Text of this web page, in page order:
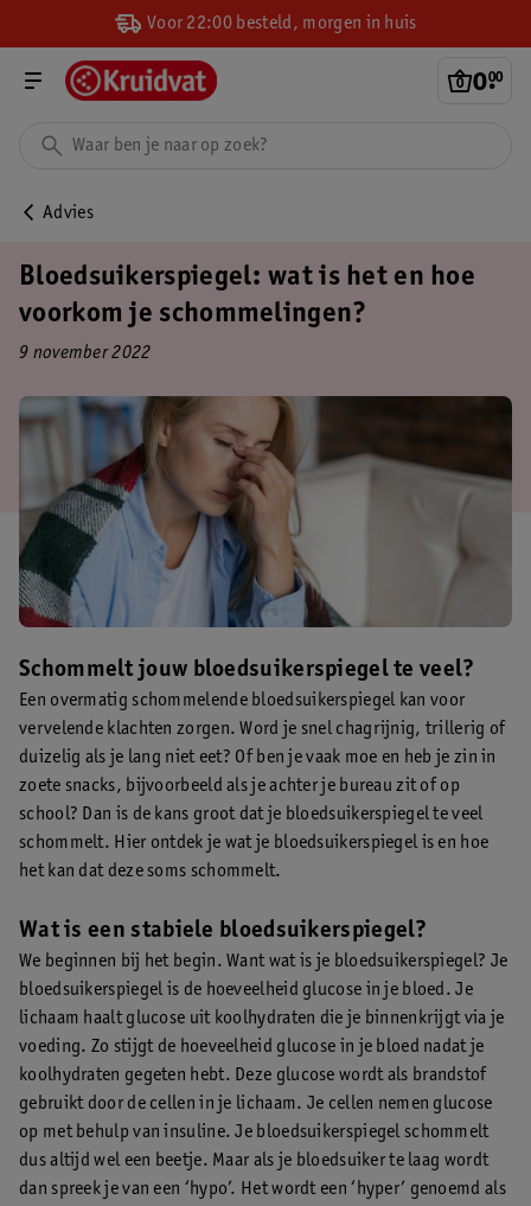
Voor 22:00 besteld, morgen in huis
0.
00
Advies
Bloedsuikerspiegel: wat is het en hoe
voorkom je schommelingen?
9 november 2022
Schommelt jouw bloedsuikerspiegel te veel?
Een overmatig schommelende bloedsuikerspiegel kan voor
vervelende klachten zorgen. Word je snel chagrijnig, trillerig of
duizelig als je lang niet eet? Of ben je vaak moe en heb je zin in
zoete snacks, bijvoorbeeld als je achter je bureau zit of op
school? Dan is de kans groot dat je bloedsuikerspiegel te veel
schommelt. Hier ontdek je wat je bloedsuikerspiegel is en hoe
het kan dat deze soms schommelt.
Wat is een stabiele bloedsuikerspiegel?
We beginnen bij het begin. Want wat is je bloedsuikerspiegel? Je
bloedsuikerspiegel is de hoeveelheid glucose in je bloed. Je
lichaam haalt glucose uit koolhydraten die je binnenkrijgt via je
voeding. Zo stijgt de hoeveelheid glucose in je bloed nadat je
koolhydraten gegeten hebt. Deze glucose wordt als brandstof
gebruikt door de cellen in je lichaam. Je cellen nemen glucose
op met behulp van insuline. Je bloedsuikerspiegel schommelt
dus altijd wel een beetje. Maar als je bloedsuiker te laag wordt
dan spreek je van een ‘hypo’. Het wordt een ‘hyper’ genoemd als